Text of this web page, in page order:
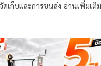
ดเก็บและการขนส่ง อ่านเพิ่มเติม